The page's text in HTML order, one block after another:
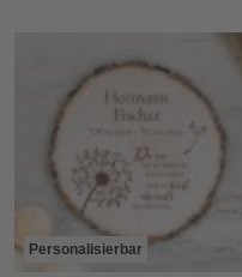
Personalisierbar